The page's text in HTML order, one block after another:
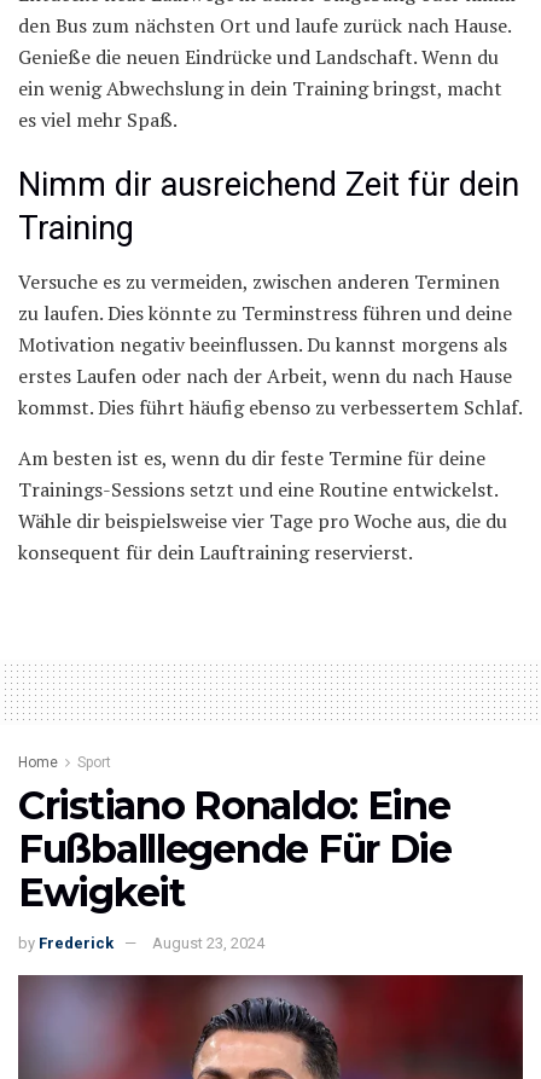
den Bus zum nächsten Ort und laufe zurück nach Hause.
Genieße die neuen Eindrücke und Landschaft. Wenn du
ein wenig Abwechslung in dein Training bringst, macht
es viel mehr Spaß.
Nimm dir ausreichend Zeit für dein
Training
Versuche es zu vermeiden, zwischen anderen Terminen
zu laufen. Dies könnte zu Terminstress führen und deine
Motivation negativ beeinflussen. Du kannst morgens als
erstes Laufen oder nach der Arbeit, wenn du nach Hause
kommst. Dies führt häufig ebenso zu verbessertem Schlaf.
Am besten ist es, wenn du dir feste Termine für deine
Trainings-Sessions setzt und eine Routine entwickelst.
Wähle dir beispielsweise vier Tage pro Woche aus, die du
konsequent für dein Lauftraining reservierst.
Home Sport
Cristiano Ronaldo: Eine
Fußballlegende Für Die
Ewigkeit
by Frederick August 23, 2024